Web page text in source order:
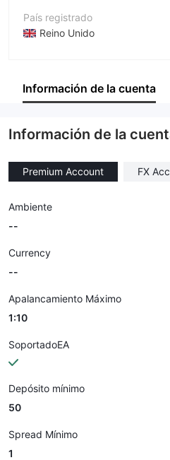
País registrado
Reino Unido
Empresa
Información de la cuenta
Información de la
Premium Account FX
Ambiente
--
Currency
--
Apalancamiento Máximo
1:10
SoportadoEA
Depósito mínimo
50
Spread Mínimo
1